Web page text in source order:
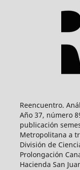
Reencuentro.
Año 37, número
publicación
Metropolitana a
División de
Prolongación
Hacienda San